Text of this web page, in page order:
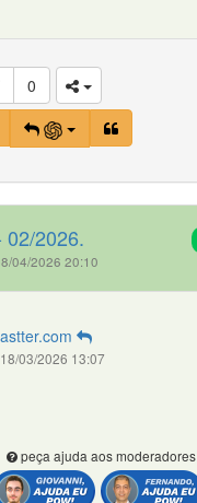
0
02/2026.
04/2026 20:10
03/2026 13:07
peça ajuda aos moderadores